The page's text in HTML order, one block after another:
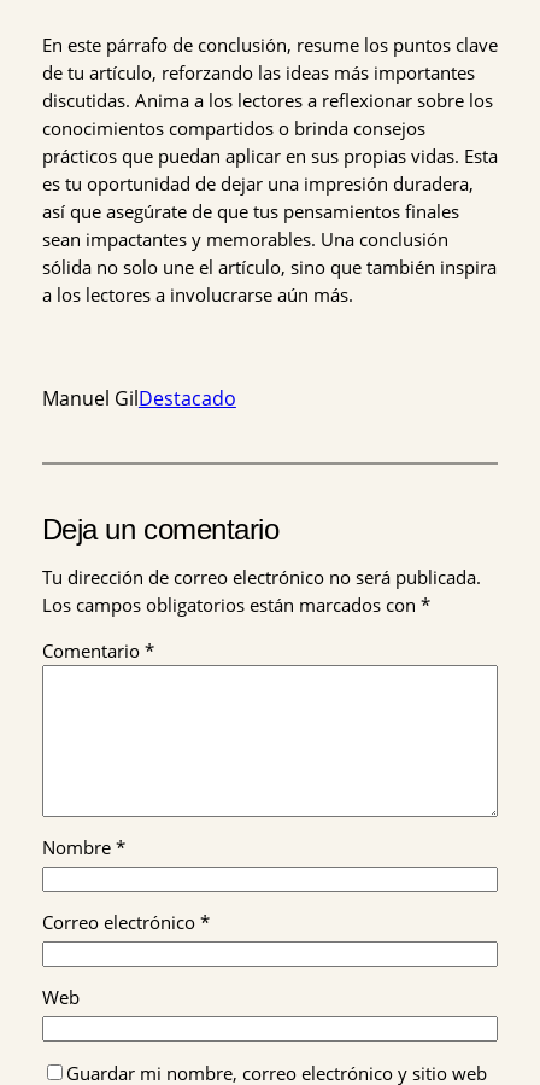
En este párrafo de conclusión, resume los puntos clave
de tu artículo, reforzando las ideas más importantes
discutidas. Anima a los lectores a reflexionar sobre los
conocimientos compartidos o brinda consejos
prácticos que puedan aplicar en sus propias vidas. Esta
es tu oportunidad de dejar una impresión duradera,
así que asegúrate de que tus pensamientos finales
sean impactantes y memorables. Una conclusión
sólida no solo une el artículo, sino que también inspira
a los lectores a involucrarse aún más.
Manuel GilDestacado
Deja un comentario
Tu dirección de correo electrónico no será publicada.
Los campos obligatorios están marcados con *
Comentario *
Nombre *
Correo electrónico *
Web
Guardar mi nombre, correo electrónico y sitio web